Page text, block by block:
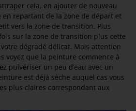
cela, en ajouter de nouveau
en repartant de la zone de départ et
vers la zone de transition. Plus
sur la zone de transition plus cette
dégradé délicat. Mais attention
voyez que la peinture commence à
pulvériser un peu d’eau avec un
est déjà sèche auquel cas vous
plus claires correspondant aux